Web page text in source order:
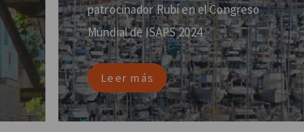
patrocinador Rubí en el Congreso
Mundial de ISAPS 2024
Leer más